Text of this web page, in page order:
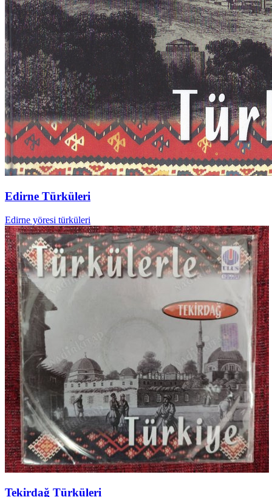
Edirne Türküleri
Edirne yöresi türküleri
Tekirdağ Türküleri